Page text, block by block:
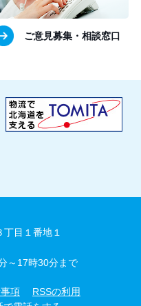
ご意見募集・相談窓口
目１番地１
17時30分まで
項
RSSの利用